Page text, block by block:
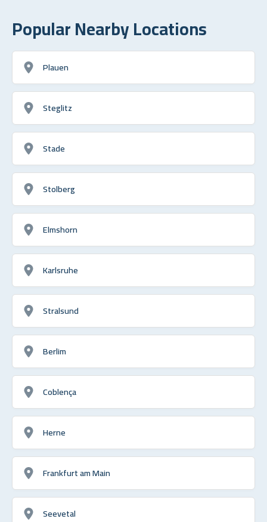
Popular Nearby Locations
Plauen
Steglitz
Stade
Stolberg
Elmshorn
Karlsruhe
Stralsund
Berlim
Coblença
Herne
Frankfurt am Main
Seevetal